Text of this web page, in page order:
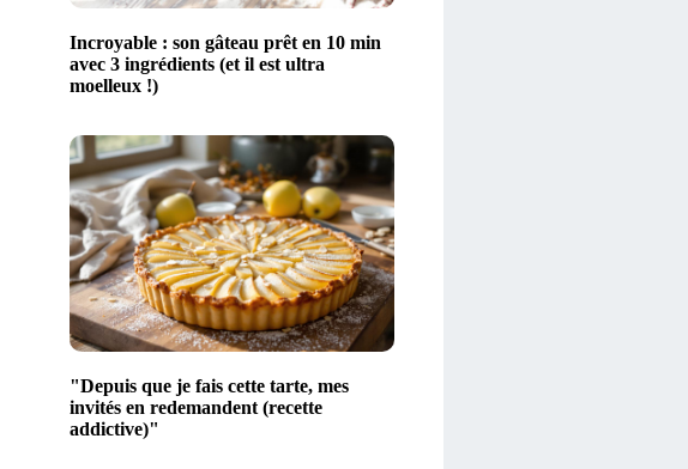
Incroyable : son gâteau prêt en 10 min
avec 3 ingrédients (et il est ultra
moelleux !)
"Depuis que je fais cette tarte, mes
invités en redemandent (recette
addictive)"